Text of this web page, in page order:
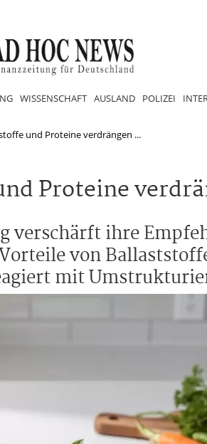
WISSENSCHAFT AUSLAND POLIZEI
und Proteine verdrängen ...
Proteine
verschärft ihre
von
mit